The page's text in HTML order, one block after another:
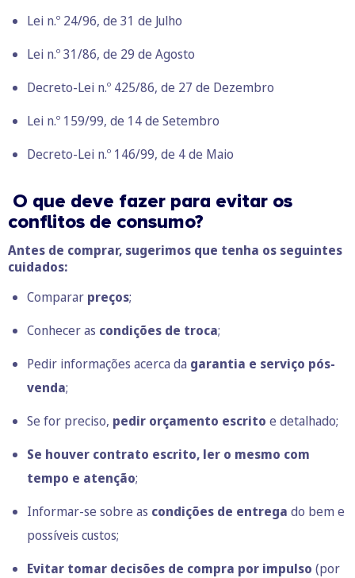
Lei n.º 24/96, de 31 de Julho
Lei n.º 31/86, de 29 de Agosto
Decreto-Lei n.º 425/86, de 27 de Dezembro
Lei n.º 159/99, de 14 de Setembro
Decreto-Lei n.º 146/99, de 4 de Maio
O que deve fazer para evitar os
conflitos de consumo?
Antes de comprar, sugerimos que tenha os seguintes
cuidados:
Comparar preços;
Conhecer as condições de troca;
Pedir informações acerca da garantia e serviço pós-
venda;
Se for preciso, pedir orçamento escrito e detalhado;
Se houver contrato escrito, ler o mesmo com
tempo e atenção;
Informar-se sobre as condições de entrega do bem e
possíveis custos;
Evitar tomar decisões de compra por impulso (por